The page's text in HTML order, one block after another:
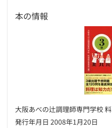
本の情報
大阪あべの辻調理師専門学校
発行年月日 2008年1月20日